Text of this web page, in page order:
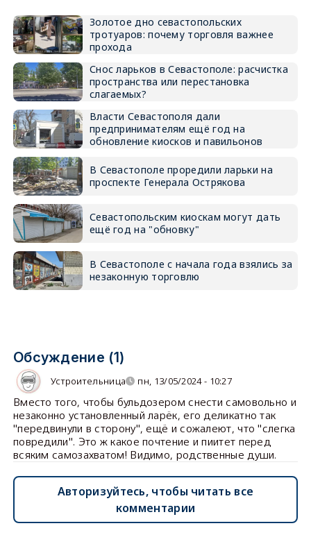
Золотое дно севастопольских
тротуаров: почему торговля важнее
прохода
Снос ларьков в Севастополе: расчистка
пространства или перестановка
слагаемых?
Власти Севастополя дали
предпринимателям ещё год на
обновление киосков и павильонов
В Севастополе проредили ларьки на
проспекте Генерала Острякова
Севастопольским киоскам могут дать
ещё год на "обновку"
В Севастополе с начала года взялись за
незаконную торговлю
Обсуждение (1)
Устроительница пн, 13/05/2024 - 10:27
Вместо того, чтобы бульдозером снести самовольно и
незаконно установленный ларёк, его деликатно так
"передвинули в сторону", ещё и сожалеют, что "слегка
повредили". Это ж какое почтение и пиитет перед
всяким самозахватом! Видимо, родственные души.
Авторизуйтесь, чтобы читать все
комментарии